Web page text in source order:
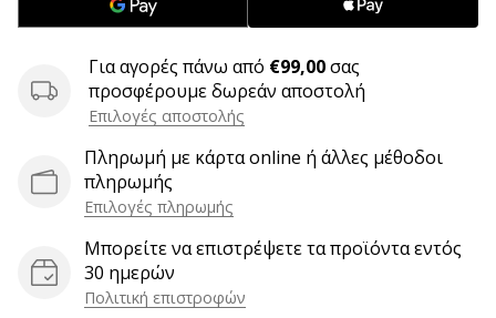
Facebook
φόρουμ
συζητήσεων;
Αφήστε
να
έσοδα.
…
Για αγορές πάνω από €99,00σας
προσφέρουμε δωρεάν αποστολή
Επιλογές αποστολής
Πληρωμή με κάρτα online ή άλλες μέθοδοι
πληρωμής
Επιλογές πληρωμής
Μπορείτε να επιστρέψετε τα προϊόντα εντός
30 ημερών
Πολιτική επιστροφών